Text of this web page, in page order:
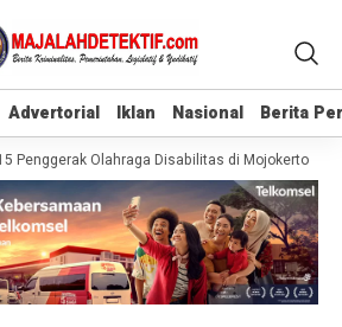
Advertorial Iklan Nasional Berita
Advertorial Iklan Nasional Berita
Olahraga Disabilitas di Mojokerto